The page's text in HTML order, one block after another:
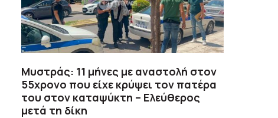
Μυστράς: 11 μήνες με αναστολή στον
55χρονο που είχε κρύψει τον πατέρα
του στον καταψύκτη – Ελεύθερος
μετά τη δίκη